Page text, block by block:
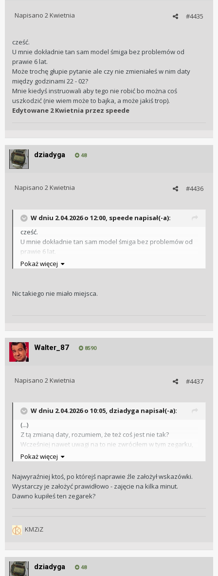
#4435
Napisano 2 Kwietnia
cześć.
U mnie dokładnie tan sam model śmiga bez problemów od
prawie 6 lat.
Może trochę głupie pytanie ale czy nie zmieniałeś w nim daty
między godzinami 22 - 02?
Mnie kiedyś instruowali aby tego nie robić bo można coś
uszkodzić (nie wiem może to bajka, a może jakiś trop).
Edytowane 2 Kwietnia przez speede
dziadyga 48
#4436
Napisano 2 Kwietnia
W dniu 2.04.2026 o 12:00, speede napisał(-a):
cześć.
U mnie dokładnie tan sam model śmiga bez problemów od
prawie 6 lat.
Może trochę głupie pytanie ale czy nie zmieniałeś w nim
daty między godzinami 22 - 02?
uszkodzić (nie wiem może to bajka, a może jakiś trop).
Pokaż więcej
Nic takiego nie miało miejsca.
Walter_87 8590
#4437
Napisano 2 Kwietnia
W dniu 2.04.2026 o 10:05, dziadyga napisał(-a):
(...)
Z tą zmianą daty, rozumiem, że też coś jest nie tak?
Wcześniej nawet uwagi na to nie zwróciłem w tym zegarku,
bo we wszystkich innych data przeskakuje w okolicach godz
12, a w tym przypadku o godz 3...
Pokaż więcej
Najwyraźniej ktoś, po którejś naprawie źle założył wskazówki.
Wystarczy je założyć prawidłowo - zajęcie na kilka minut.
Dawno kupiłeś ten zegarek?
KMZiZ
dziadyga 48